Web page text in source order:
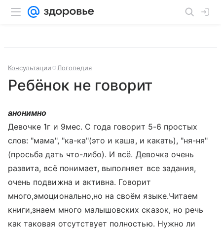
Консультации Логопедия
Ребёнок не говорит
анонимно
Девочке 1г и 9мес. С года говорит 5-6 простых
слов: "мама", "ка-ка"(это и каша, и какать), "ня-ня"
(просьба дать что-либо). И всё. Девочка очень
развита, всё понимает, выполняет все задания,
очень подвижна и активна. Говорит
много,эмоционально,но на своём языке.Читаем
книги,знаем много малышовских сказок, но речь
как таковая отсутствует полностью. Нужно ли